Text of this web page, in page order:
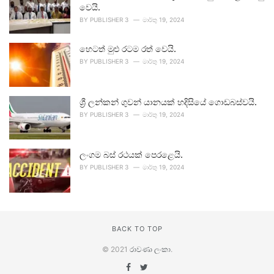
වෙයි.
BY PUBLISHER 3 මාර්තු 19, 2024
හෙටත් මුළු රටම රත් වෙයි.
BY PUBLISHER 3 මාර්තු 19, 2024
ශ්‍රී ලන්කන් ගුවන් යානයක් හදිසියේ ගොඩබස්වයි.
BY PUBLISHER 3 මාර්තු 19, 2024
ලංගම බස් රථයක් පෙරළෙයි.
BY PUBLISHER 3 මාර්තු 19, 2024
BACK TO TOP
© 2021 රාවණා ලංකා.